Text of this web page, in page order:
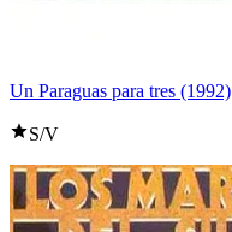
Un Paraguas para tres (1992)
S/V